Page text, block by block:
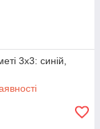
3x3: синій,